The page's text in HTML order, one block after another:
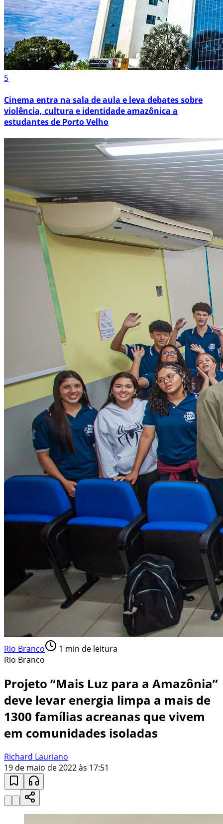
5
Cinema entra na sala de aula e leva debates sobre
violência, cultura e identidade amazônica a
estudantes de Porto Velho
Rio Branco 1 min de leitura
Rio Branco
Projeto “Mais Luz para a Amazônia”
deve levar energia limpa a mais de
1300 famílias acreanas que vivem
em comunidades isoladas
Richard Lauriano
19 de maio de 2022 às 17:51